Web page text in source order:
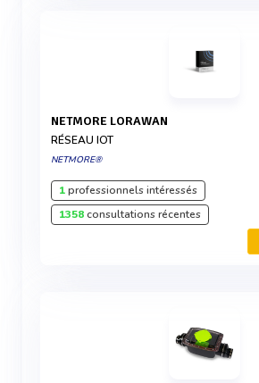
NETMORE LORAWAN
RÉSEAU IOT
NETMORE®
1professionnels intéressés
1358consultations récentes